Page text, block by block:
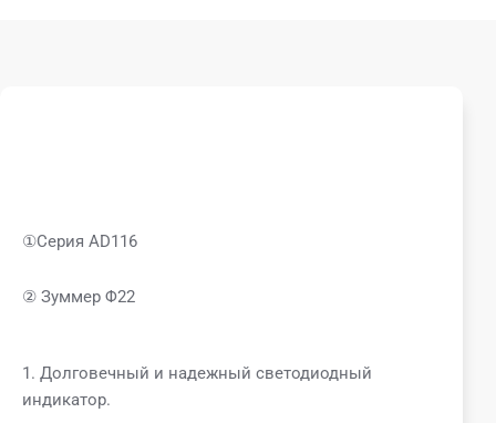
①Серия AD116
② Зуммер Φ22
1. Долговечный и надежный светодиодный
индикатор.